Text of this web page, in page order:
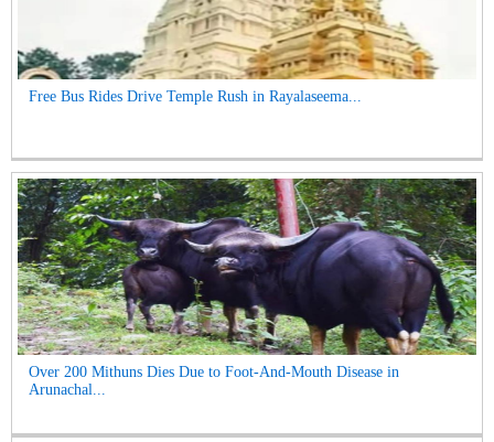
Free Bus Rides Drive Temple Rush in Rayalaseema...
Over 200 Mithuns Dies Due to Foot-And-Mouth Disease in
Arunachal...